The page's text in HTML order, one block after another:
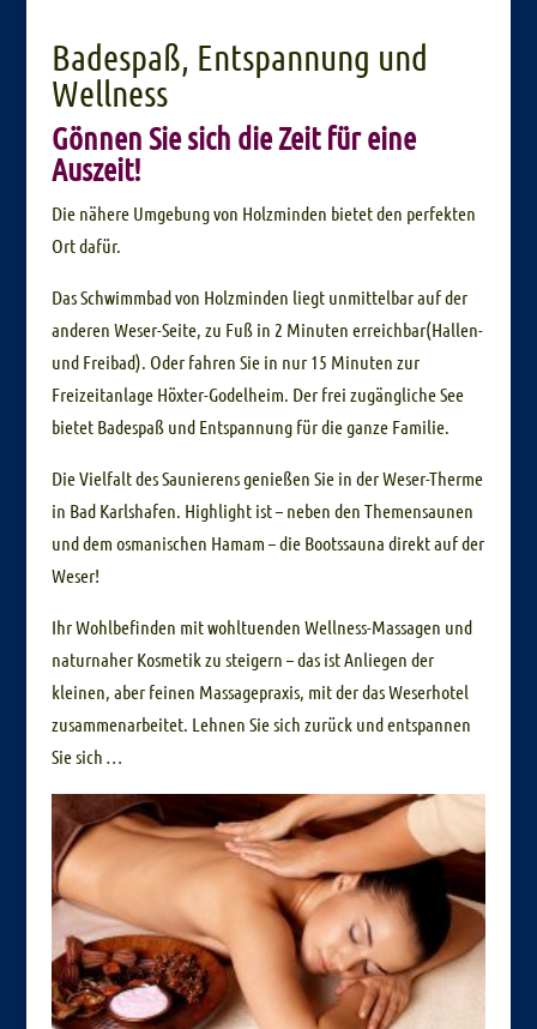
Badespaß, Entspannung und
Wellness
Gönnen Sie sich die Zeit für eine
Auszeit!
Die nähere Umgebung von Holzminden bietet den perfekten
Ort dafür.
Das Schwimmbad von Holzminden liegt unmittelbar auf der
anderen Weser-Seite, zu Fuß in 2 Minuten erreichbar(Hallen-
und Freibad). Oder fahren Sie in nur 15 Minuten zur
Freizeitanlage Höxter-Godelheim. Der frei zugängliche See
bietet Badespaß und Entspannung für die ganze Familie.
Die Vielfalt des Saunierens genießen Sie in der Weser-Therme
in Bad Karlshafen. Highlight ist – neben den Themensaunen
und dem osmanischen Hamam – die Bootssauna direkt auf der
Weser!
Ihr Wohlbefinden mit wohltuenden Wellness-Massagen und
naturnaher Kosmetik zu steigern – das ist Anliegen der
kleinen, aber feinen Massagepraxis, mit der das Weserhotel
zusammenarbeitet. Lehnen Sie sich zurück und entspannen
Sie sich …